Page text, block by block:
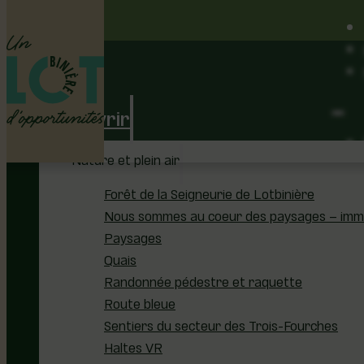
Découvrir
Nature et plein air
Forêt de la Seigneurie de Lotbinière
Nous sommes au coeur des paysages –
Paysages
Quais
Randonnée pédestre et raquette
Route bleue
Sentiers du secteur des Trois-Fourches
Haltes VR